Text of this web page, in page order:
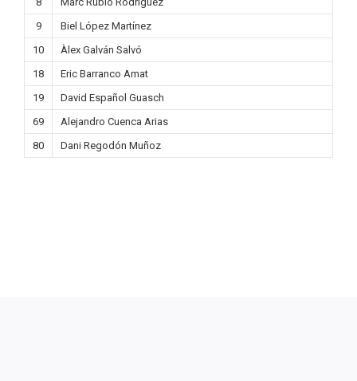
9
Biel López Martínez
10
Àlex Galván Salvó
18
Eric Barranco Amat
19
David Español Guasch
69
Alejandro Cuenca Arias
80
Dani Regodón Muñoz